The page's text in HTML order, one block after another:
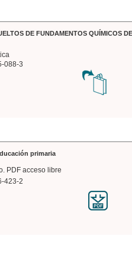
DE FUNDAMENTOS QUÍMICOS
088-3
primaria
PDF acceso libre
423-2